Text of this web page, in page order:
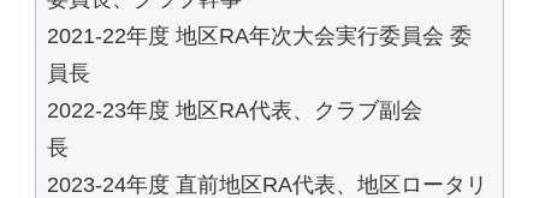
2021-22年度 地区RA年次大会実行委員会 委
員長
2022-23年度 地区RA代表、クラブ副会
長
2023-24年度 直前地区RA代表、地区ロータリ